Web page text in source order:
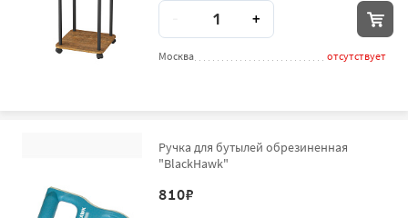
Количество
+
Москва отсутствует
Ручка для бутылей обрезиненная
"BlackHawk"
810₽